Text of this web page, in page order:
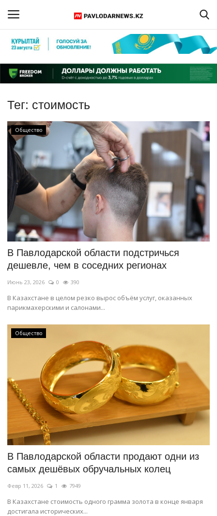
Регистрация
Главная
Обратная связь
ПАВЛОДАРСКАЯ ОБЛАСТЬ
КАЗАХСТАН
МИР
СПЕЦПРОЕКТЫ
СПОРТ
Чек-лист
РАЗВЛЕЧЕНИЯ
OFFICIAL
Курултай
Қазақша Русский
Тег: стоимость
Общество
В Павлодарской области подстричься
дешевле, чем в соседних регионах
Июнь 23, 2026 0 390
В Казахстане в целом резко вырос объём услуг, оказанных
парикмахерскими и салонами...
Общество
В Павлодарской области продают одни из
самых дешёвых обручальных колец
Февр 11, 2026 1 7949
В Казахстане стоимость одного грамма золота в конце января
достигала исторических...